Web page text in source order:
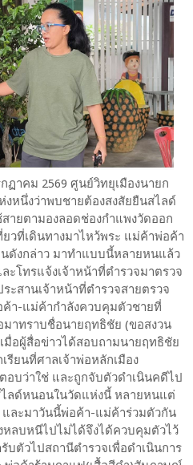
ฏาคม 2569 ศูนย์วิทยุเมืองนายก
หนึ่งว่าพบชายต้องสงสัยยืนสไลด์
ายตามองลอดช่องกำแพงวัดออก
วที่เดินทางมาไหว้พระ แม่ค้าพ่อค้า
ดังกล่าว มาทำแบบนี้หลายหนแล้ว
โทรแจ้งเจ้าหน้าที่ตำรวจมาตรวจ
ะสานเจ้าหน้าที่ตำรวจสายตรวจ
า-แม่ค้ากำลังควบคุมตัวชายที่
าทราบชื่อนายฤทธิชัย (ขอสงวน
มื่อผู้สื่อข่าวได้สอบถามนายฤทธิชัย
รียนที่ศาลเจ้าพ่อหลักเมือง
อบว่าใช่ และถูกจับตัวดำเนินคดีไป
ลด์หนอนในวัดแห่งนี้ หลายหนแต่
ละมาวันนี้พ่อค้า-แม่ค้าร่วมตัวกัน
หลบหนีไปไม่ได้จึงได้ควบคุมตัวไว้
บตัวไปสถานีตำรวจเพื่อดำเนินการ